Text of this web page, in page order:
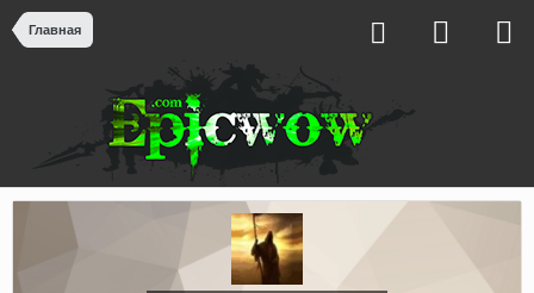
Главная